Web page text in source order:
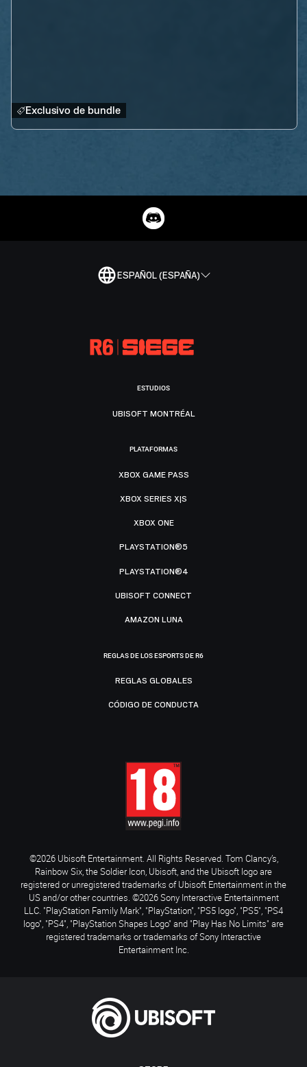
Exclusivo de bundle
ESPAÑOL (ESPAÑA)
ESTUDIOS
UBISOFT MONTRÉAL
PLATAFORMAS
XBOX GAME PASS
XBOX SERIES X|S
XBOX ONE
PLAYSTATION®5
PLAYSTATION®4
UBISOFT CONNECT
AMAZON LUNA
REGLAS DE LOS ESPORTS DE R6
REGLAS GLOBALES
CÓDIGO DE CONDUCTA
©2026 Ubisoft Entertainment. All Rights Reserved. Tom Clancy’s,
Rainbow Six, the Soldier Icon, Ubisoft, and the Ubisoft logo are
registered or unregistered trademarks of Ubisoft Entertainment in the
US and/or other countries. ©2026 Sony Interactive Entertainment
LLC. "PlayStation Family Mark", "PlayStation", "PS5 logo", "PS5", "PS4
logo", "PS4", "PlayStation Shapes Logo" and "Play Has No Limits" are
registered trademarks or trademarks of Sony Interactive
Entertainment Inc.